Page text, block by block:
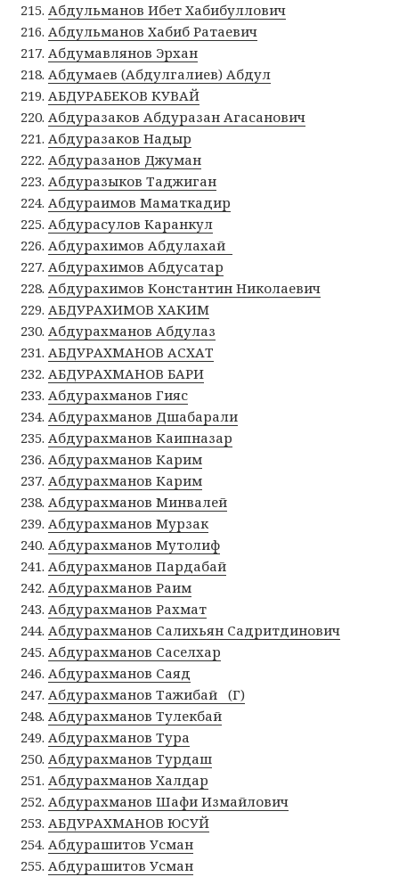
Абдульманов Ибет Хабибуллович
Абдульманов Хабиб Ратаевич
Абдумавлянов Эрхан
Абдумаев (Абдулгалиев) Абдул
АБДУРАБЕКОВ КУВАЙ
Абдуразаков Абдуразан Агасанович
Абдуразаков Надыр
Абдуразанов Джуман
Абдуразыков Таджиган
Абдураимов Маматкадир
Абдурасулов Каранкул
Абдурахимов Абдулахай
Абдурахимов Абдусатар
Абдурахимов Константин Николаевич
АБДУРАХИМОВ ХАКИМ
Абдурахманов Абдулаз
АБДУРАХМАНОВ АСХАТ
АБДУРАХМАНОВ БАРИ
Абдурахманов Гияс
Абдурахманов Дшабарали
Абдурахманов Каипназар
Абдурахманов Карим
Абдурахманов Карим
Абдурахманов Минвалей
Абдурахманов Мурзак
Абдурахманов Мутолиф
Абдурахманов Пардабай
Абдурахманов Раим
Абдурахманов Рахмат
Абдурахманов Салихьян Садритдинович
Абдурахманов Саселхар
Абдурахманов Саяд
Абдурахманов Тажибай (Г)
Абдурахманов Тулекбай
Абдурахманов Тура
Абдурахманов Турдаш
Абдурахманов Халдар
Абдурахманов Шафи Измайлович
АБДУРАХМАНОВ ЮСУЙ
Абдурашитов Усман
Абдурашитов Усман